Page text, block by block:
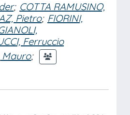
; COTTA RAMUSINO,
Pietro; FIORINI,
Ferruccio
Mauro;